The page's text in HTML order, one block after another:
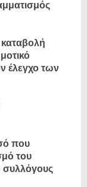
έλεγχο των
που
του
συλλόγους